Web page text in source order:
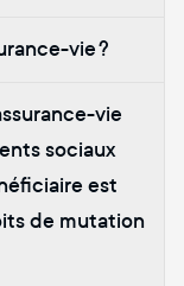
vie ?
vie
sociaux
est
de mutation